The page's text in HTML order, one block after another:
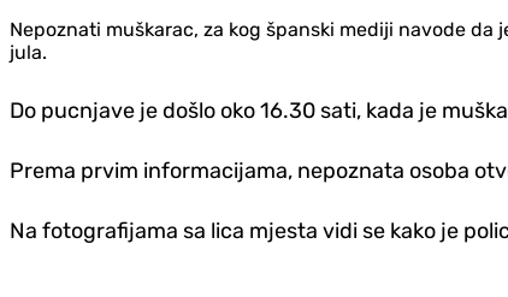
Nepoznati muškarac, za kog španski mediji navode
jula.
Do pucnjave je došlo oko 16.30 sati, kada je
Prema prvim informacijama, nepoznata osoba
Na fotografijama sa lica mjesta vidi se kako je